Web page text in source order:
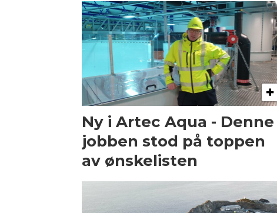
Ny i Artec Aqua - Denne
jobben stod på toppen
av ønskelisten